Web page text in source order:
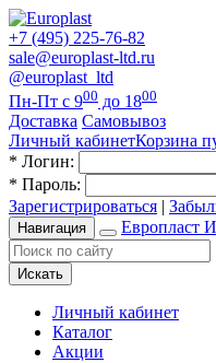
+7 (495) 225-76-82
sale@europlast-ltd.ru
@europlast_ltd
Пн-Пт с 900 до 1800
Доставка Самовывоз
Личный кабинетКорзина
* Логин:
* Пароль:
Зарегистрироваться |
Навигация Европласт
Искать
Личный кабинет
Каталог
Акции